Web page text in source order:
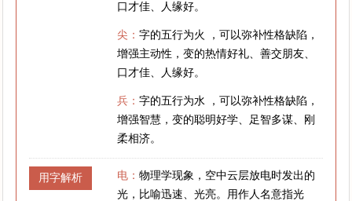
口才佳、人缘好。
尖：字的五行为火 ，可以弥补性格缺陷，
增强主动性，变的热情好礼、善交朋友、
口才佳、人缘好。
兵：字的五行为水 ，可以弥补性格缺陷，
增强智慧，变的聪明好学、足智多谋、刚
柔相济。
用字解析 电：物理学现象，空中云层放电时发出的
光，比喻迅速、光亮。用作人名意指光